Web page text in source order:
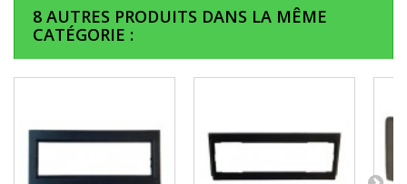
8 AUTRES PRODUITS DANS LA MÊME
CATÉGORIE :